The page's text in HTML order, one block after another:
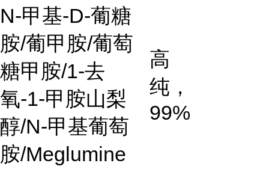
N-甲基-D-葡糖
胺/葡甲胺/葡萄
糖甲胺/1-去
氧-1-甲胺山梨
醇/N-甲基葡萄
胺/Meglumine
高
纯，
99%